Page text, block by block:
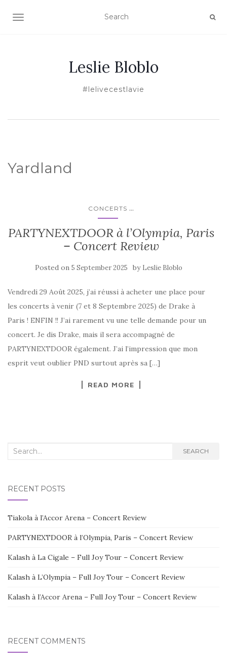
TOGGLE NAVIGATION
Leslie Bloblo
#lelivecestlavie
Yardland
CONCERTS ...
PARTYNEXTDOOR à l’Olympia, Paris
– Concert Review
Posted on 5 September 2025 by Leslie Bloblo
Vendredi 29 Août 2025, j’ai réussi à acheter une place pour
les concerts à venir (7 et 8 Septembre 2025) de Drake à
Paris ! ENFIN !! J’ai rarement vu une telle demande pour un
concert. Je dis Drake, mais il sera accompagné de
PARTYNEXTDOOR également. J’ai l’impression que mon
esprit veut oublier PND surtout après sa […]
READ MORE
Search
SEARCH
RECENT POSTS
Tiakola à l’Accor Arena – Concert Review
PARTYNEXTDOOR à l’Olympia, Paris – Concert Review
Kalash à La Cigale – Full Joy Tour – Concert Review
Kalash à L’Olympia – Full Joy Tour – Concert Review
Kalash à l’Accor Arena – Full Joy Tour – Concert Review
RECENT COMMENTS